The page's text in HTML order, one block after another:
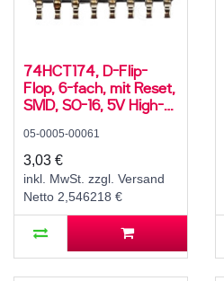
74HCT174, D-Flip-
Flop, 6-fach, mit Reset,
SMD, SO-16, 5V High-
°C
05-0005-00061
3,03 €
inkl. MwSt. zzgl. Versand
Netto 2,546218 €